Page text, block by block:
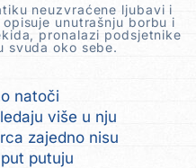
neuzvraćene ljubavi i
unutrašnju borbu i
pronalazi podsjetnike
svuda oko sebe.
natoči
više u nju
zajedno nisu
putuju